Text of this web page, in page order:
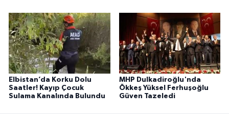
Elbistan’da Korku Dolu
Saatler! Kayıp Çocuk
Sulama Kanalında Bulundu
MHP Dulkadiroğlu'nda
Ökkeş Yüksel Ferhuşoğlu
Güven Tazeledi